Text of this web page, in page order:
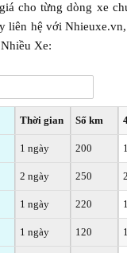
cho từng dòng xe
liên hệ với
Xe:
Thời gian Số km
1 ngày 200
2 ngày 250
1 ngày 220
1 ngày 120